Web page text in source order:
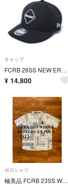
キャップ
FCRB 26SS NEW ERA EMBLEM 9FIFTY LP CAP
¥ 14,800
ポロシャツ
極美品 FCRB 23SS WHOLE PATTERN POLO 【XL】